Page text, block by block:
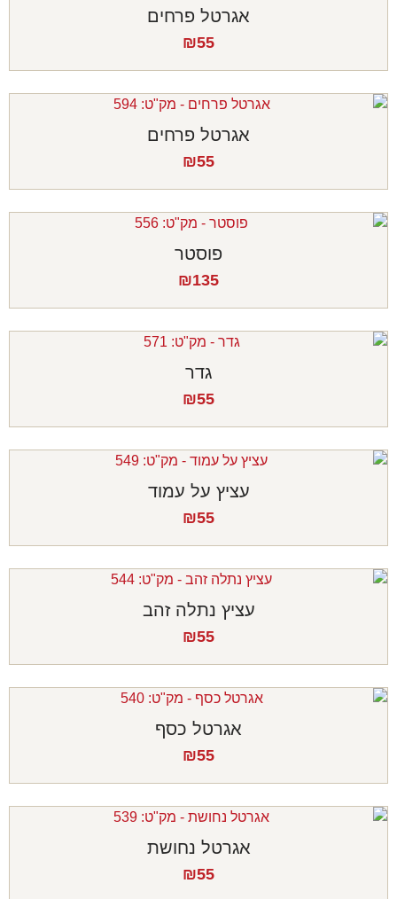
אגרטל פרחים
₪55
אגרטל פרחים
₪55
פוסטר
₪135
גדר
₪55
עציץ על עמוד
₪55
עציץ נתלה זהב
₪55
אגרטל כסף
₪55
אגרטל נחושת
₪55